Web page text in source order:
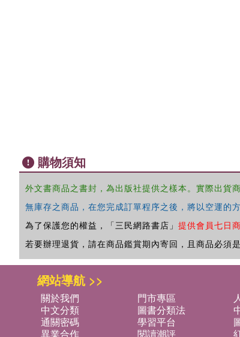
購物須知
外文書商品之書封，為出版社提供之樣本。實際出貨
無庫存之商品，在您完成訂單程序之後，將以空運的
為了保護您的權益，「三民網路書店」 提供會員七日
若要辦理退貨，請在商品鑑賞期內寄回，且商品必須
網站導航 >>
關於我們 門市專區
中文分類
圖書分類法
通關密碼
學習平台
異業合作
閱讀潮評